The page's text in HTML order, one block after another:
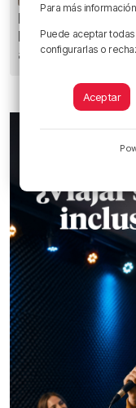
Planes para este
Bizkaia y
agosto
Para más
Puede aceptar
configurarlas o
Aceptar